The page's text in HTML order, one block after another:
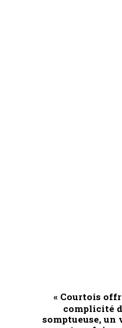
« Courtois
complicité
somptueuse,